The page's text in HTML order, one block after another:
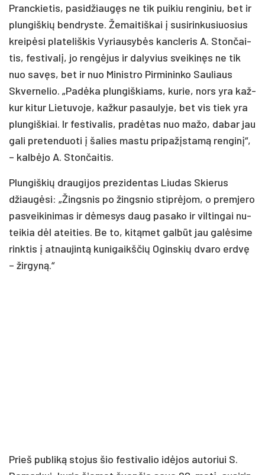
Pranc­kie­tis, pa­si­džiau­gęs ne tik pui­kiu ren­gi­niu, bet ir
plun­giš­kių bend­rys­te. Že­mai­tiš­kai į su­si­rin­ku­siuo­sius
krei­pė­si pla­te­liš­kis Vy­riau­sy­bės kanc­le­ris A. Ston­čai­
tis, fes­ti­va­lį, jo ren­gė­jus ir da­ly­vius svei­ki­nęs ne tik
nuo sa­vęs, bet ir nuo Mi­nist­ro Pir­mi­nin­ko Sau­liaus
Skver­ne­lio. „Pa­dė­ka plun­giš­kiams, ku­rie, nors yra kaž­
kur ki­tur Lie­tu­vo­je, kaž­kur pa­sau­ly­je, bet vis tiek yra
plun­giš­kiai. Ir fes­ti­va­lis, pra­dė­tas nuo ma­žo, da­bar jau
ga­li pre­ten­duo­ti į ša­lies mas­tu pri­pa­žįs­ta­mą ren­gi­nį“,
– kal­bė­jo A. Ston­čai­tis.
Plun­giš­kių drau­gi­jos pre­zi­den­tas Liu­das Skie­rus
džiau­gė­si: „Žings­nis po žings­nio stip­rė­jom, o prem­je­ro
pa­svei­ki­ni­mas ir dė­me­sys daug pa­sa­ko ir vil­tin­gai nu­
tei­kia dėl atei­ties. Be to, ki­tą­met gal­būt jau ga­lė­si­me
rink­tis į at­nau­jin­tą ku­ni­gaikš­čių Ogins­kių dva­ro erd­vę
– žir­gy­ną.“
Prieš pub­li­ką sto­jus šio fes­ti­va­lio idė­jos au­to­riui S.